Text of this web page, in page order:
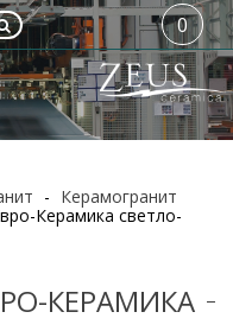
0
- Керамогранит
Керамика светло-
КЕРАМИКА